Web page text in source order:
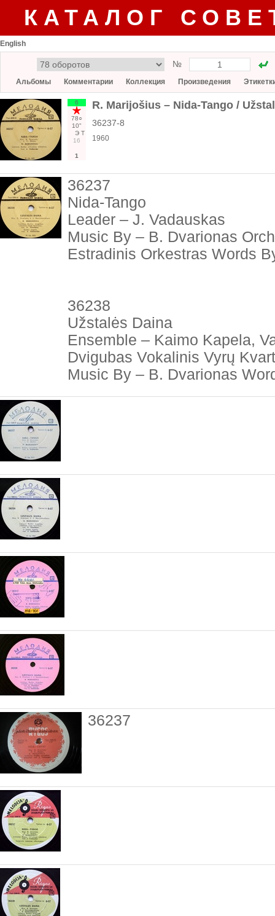
КАТАЛОГ
English
№
Альбомы Комментарии Коллекция Произведения
6
78○
10"
Э Т
16
1
R. Marijošius ‎– Nida-Tango /
36237-8
1960
36237
Nida-Tango
Leader – J. Vadauskas
Music By – B. Dvarionas
Estradinis Orkestras Words
36238
Užstalės Daina
Ensemble – Kaimo Kapela,
Dvigubas Vokalinis Vyrų
Music By – B. Dvarionas
36237